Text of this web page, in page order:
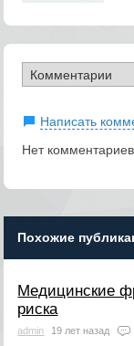
Написать
Нет
Похожие
Медицинские
риска
admin 19 лет назад